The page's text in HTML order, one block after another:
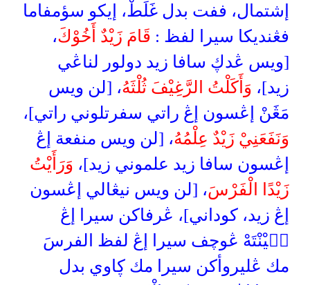
إشتمال، ففت بدل غَلَطْ، إيكو سؤمفاما
فڠنديكا سيرا لفظ : قَامَ زَيْدٌ أَخُوْكَ،
[ويس ڠدڮ سافا زيد دولور لناڠي
زيد]، وَأَكَلْتُ الرَّغِيْفَ ثُلْثَهُ، [لن ويس
مَڠَنْ إڠسون إڠ راتي سفرتلوني راتي]،
وَنَفَعَنِيْ زَيْدٌ عِلْمُهُ، [لن ويس منفعة إڠ
إڠسون سافا زيد علموني زيد]، وَرَأَيْتُ
زَيْدًا الْفَرْسَ، [لن ويس نيڠالي إڠسون
إڠ زيد، كوداني]، ڠرفاكن سيرا إڠ
يۤيْنْتَهْ ڠوچف سيرا إڠ لفظ الفرسَ
مك ڠليروأكن سيرا مك ڮاوي بدل